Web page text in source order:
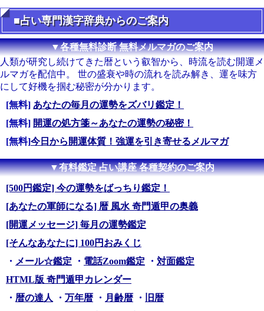
■占い専門漢字辞典からのご案内
▼各種無料診断 無料メルマガのご案内
人類が研究し続けてきた暦という叡智から、時流を読む開運メ
ルマガを配信中。 世の盛衰や時の流れを読み解き、運を味方
にして好機を掴む秘密が分かります。
[無料] あなたの毎月の運勢をズバリ鑑定！
[無料] 開運の処方箋～あなたの運勢の秘密！
[無料]今日から開運体質！強運を引き寄せるメルマガ
▼有料鑑定 占い講座 各種契約のご案内
[500円鑑定] 今の運勢をばっちり鑑定！
[あなたの軍師になる] 暦 風水 奇門遁甲の奥義
[開運メッセージ] 毎月の運勢鑑定
[そんなあなたに] 100円おみくじ
・ メール☆鑑定 ・ 電話Zoom鑑定 ・ 対面鑑定
HTML版 奇門遁甲カレンダー
・ 暦の達人 ・ 万年暦 ・ 月齢暦 ・
旧暦